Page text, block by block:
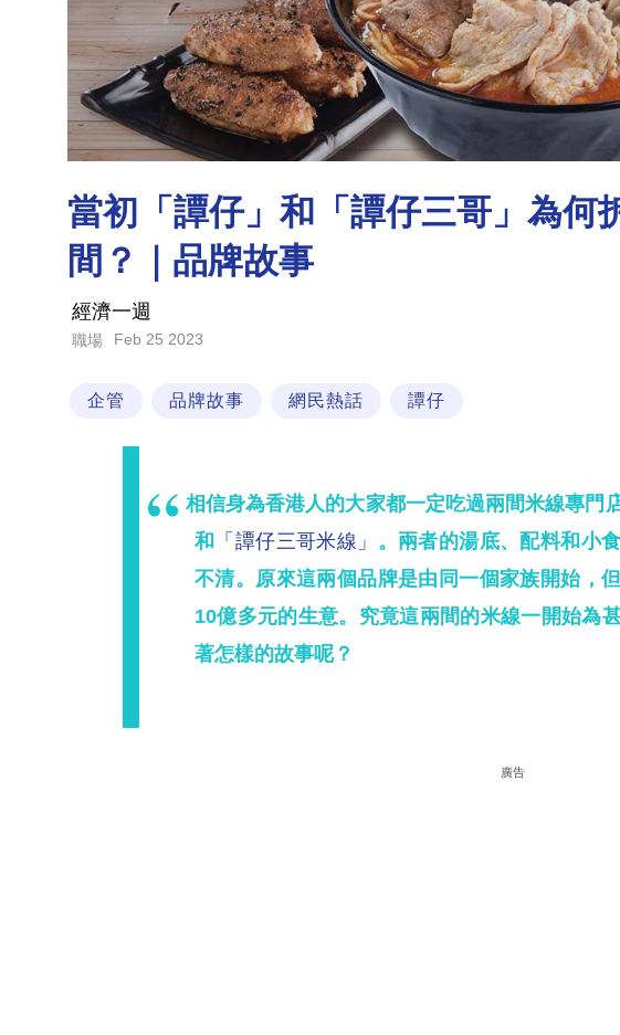
當初「譚仔」和「譚仔三哥」為何
間？｜品牌故事
經濟一週
職場 Feb 25 2023
企管 品牌故事 網民熱話 譚仔
相信身為香港人的大家都一定吃過兩間米線專門
和
「譚仔三哥米線」 。兩者的湯底、配料和小
不清。原來這兩個品牌是由同一個家族開始，
10億多元的生意。究竟這兩間的米線一開始為
著怎樣的故事呢？
廣告